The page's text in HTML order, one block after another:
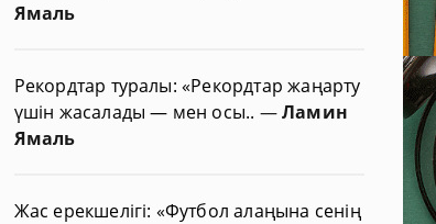
Ямаль
Рекордтар туралы: «Рекордтар жаңарту
үшін жасалады — мен осы.. —Ламин
Ямаль
Жас ерекшелігі: «Футбол алаңына сенің